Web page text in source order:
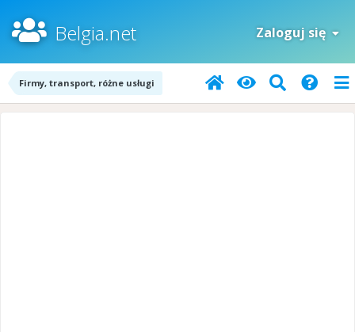
Belgia.net Zaloguj się
Firmy, transport, różne usługi